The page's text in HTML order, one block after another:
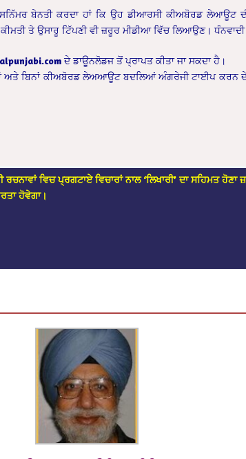
ਸਨਿੱਮਰ ਬੇਨਤੀ ਕਰਦਾ ਹਾਂ ਕਿ ਉਹ ਡੀਆਰਸੀ ਕੀਅਬੋਰਡ
ਤੇ ਉਸਾਰੂ ਟਿੱਪਣੀ ਵੀ ਜ਼ਰੂਰ ਮੀਡੀਆ ਵਿੱਚ ਲਿਆਉਣ। ਧੰਨਵਾਦੀ
ਦੇ ਡਾਊਨਲੋਡਜ ਤੋਂ ਪ੍ਰਾਪਤ ਕੀਤਾ ਜਾ ਸਕਦਾ ਹੈ।
ਅਤੇ ਬਿਨਾਂ ਕੀਅਬੋਰਡ ਲੇਅਆਊਟ ਬਦਲਿਆਂ ਅੰਗਰੇਜੀ ਟਾਈਪ
ਵਿਚ ਪ੍ਰਗਟਾਏ ਵਿਚਾਰਾਂ ਨਾਲ ‘ਲਿਖਾਰੀ’ ਦਾ ਸਹਿਮਤ
ਹੋਵੇਗਾ।